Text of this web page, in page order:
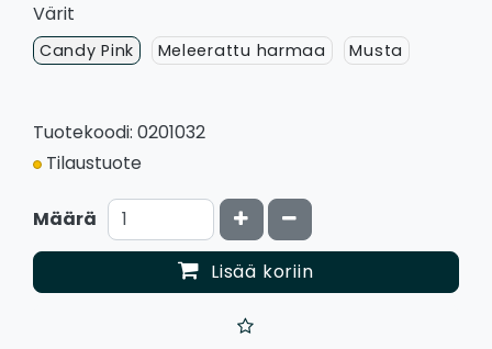
Värit
Candy Pink Meleerattu harmaa Musta
Tuotekoodi: 0201032
Tilaustuote
Määrä Kasvata määrää
Vähennä määrää
Lisää koriin